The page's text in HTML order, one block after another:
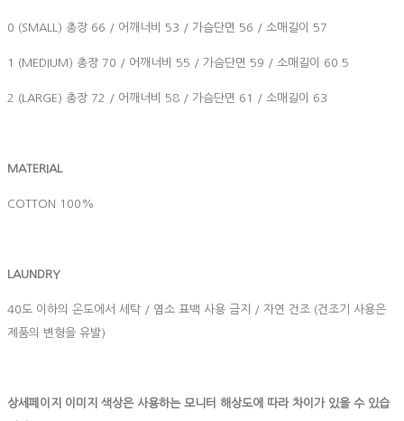
0 (SMALL) 총장 66 / 어깨너비 53 / 가슴단면 56 / 소매길이 57
1 (MEDIUM) 총장 70 / 어깨너비 55 / 가슴단면 59 / 소매길이 60.5
2 (LARGE) 총장 72 / 어깨너비 58 / 가슴단면 61 / 소매길이 63
MATERIAL
COTTON 100%
LAUNDRY
40도 이하의 온도에서 세탁 / 염소 표백 사용 금지 / 자연 건조 (건조기 사용은
제품의 변형을 유발)
상세페이지 이미지 색상은 사용하는 모니터 해상도에 따라 차이가 있을 수 있습